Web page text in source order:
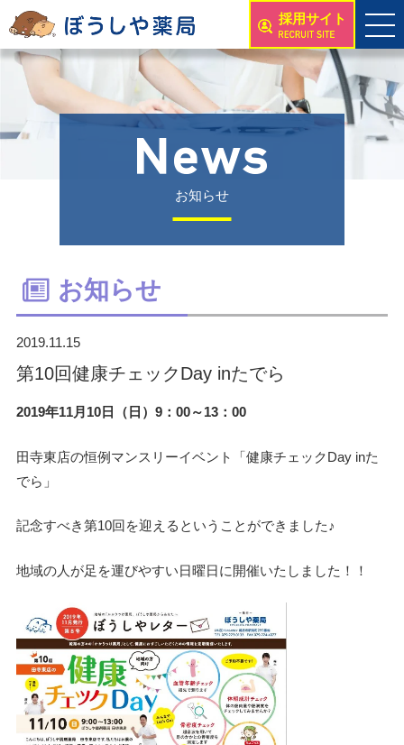
採用サイト
お知らせ
お知らせ
2019.11.15
第10回健康チェックDay inたでら
2019年11月10日（日）9：00～13：00
田寺東店の恒例マンスリーイベント「健康チェックDay inた
でら」
記念すべき第10回を迎えるということができました♪
地域の人が足を運びやすい日曜日に開催いたしました！！